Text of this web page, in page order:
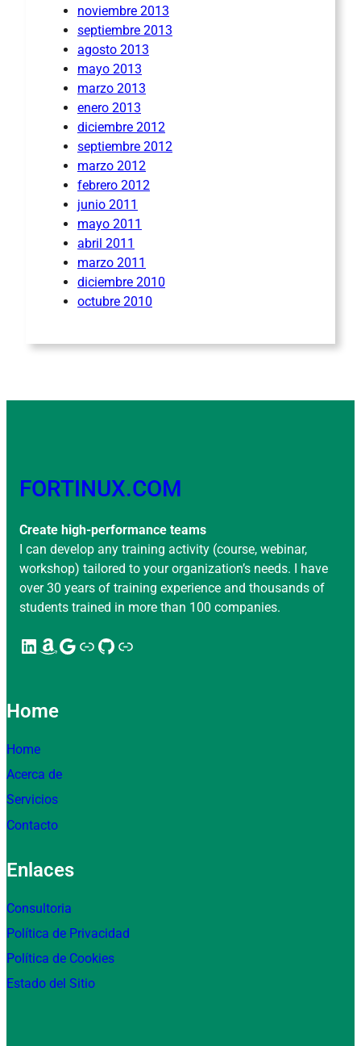
noviembre 2013
septiembre 2013
agosto 2013
mayo 2013
marzo 2013
enero 2013
diciembre 2012
septiembre 2012
marzo 2012
febrero 2012
junio 2011
mayo 2011
abril 2011
marzo 2011
diciembre 2010
octubre 2010
FORTINUX.COM
Create high-performance teams
I can develop any training activity (course, webinar,
workshop) tailored to your organization’s needs. I have
over 30 years of training experience and thousands of
students trained in more than 100 companies.
LinkedIn Amazon Google Enlace GitHub Enlace
Home
Home
Acerca de
Servicios
Contacto
Enlaces
Consultoria
Política de Privacidad
Política de Cookies
Estado del Sitio